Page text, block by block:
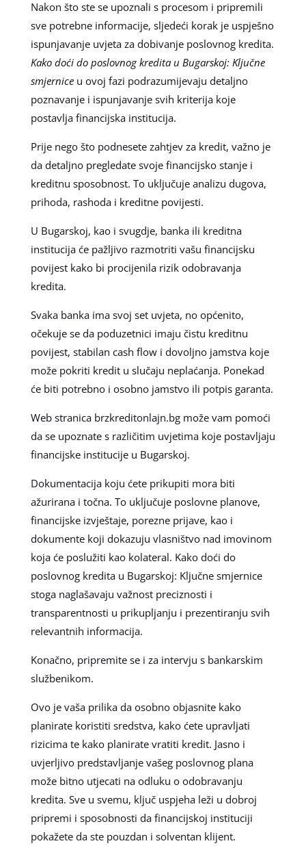
Nakon što ste se upoznali s procesom i pripremili
sve potrebne informacije, sljedeći korak je uspješno
ispunjavanje uvjeta za dobivanje poslovnog kredita.
Kako doći do poslovnog kredita u Bugarskoj: Ključne
smjerniceu ovoj fazi podrazumijevaju detaljno
poznavanje i ispunjavanje svih kriterija koje
postavlja financijska institucija.
Prije nego što podnesete zahtjev za kredit, važno je
da detaljno pregledate svoje financijsko stanje i
kreditnu sposobnost. To uključuje analizu dugova,
prihoda, rashoda i kreditne povijesti.
U Bugarskoj, kao i svugdje, banka ili kreditna
institucija će pažljivo razmotriti vašu financijsku
povijest kako bi procijenila rizik odobravanja
kredita.
Svaka banka ima svoj set uvjeta, no općenito,
očekuje se da poduzetnici imaju čistu kreditnu
povijest, stabilan cash flow i dovoljno jamstva koje
može pokriti kredit u slučaju neplaćanja. Ponekad
će biti potrebno i osobno jamstvo ili potpis garanta.
Web stranica brzkreditonlajn.bg može vam pomoći
da se upoznate s različitim uvjetima koje postavljaju
financijske institucije u Bugarskoj.
Dokumentacija koju ćete prikupiti mora biti
ažurirana i točna. To uključuje poslovne planove,
financijske izvještaje, porezne prijave, kao i
dokumente koji dokazuju vlasništvo nad imovinom
koja će poslužiti kao kolateral. Kako doći do
poslovnog kredita u Bugarskoj: Ključne smjernice
stoga naglašavaju važnost preciznosti i
transparentnosti u prikupljanju i prezentiranju svih
relevantnih informacija.
Konačno, pripremite se i za intervju s bankarskim
službenikom.
Ovo je vaša prilika da osobno objasnite kako
planirate koristiti sredstva, kako ćete upravljati
rizicima te kako planirate vratiti kredit. Jasno i
uvjerljivo predstavljanje vašeg poslovnog plana
može bitno utjecati na odluku o odobravanju
kredita. Sve u svemu, ključ uspjeha leži u dobroj
pripremi i sposobnosti da financijskoj instituciji
pokažete da ste pouzdan i solventan klijent.